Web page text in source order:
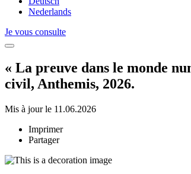
Nederlands
Je vous consulte
« La preuve dans le monde
civil, Anthemis, 2026.
Mis à jour le 11.06.2026
Imprimer
Partager